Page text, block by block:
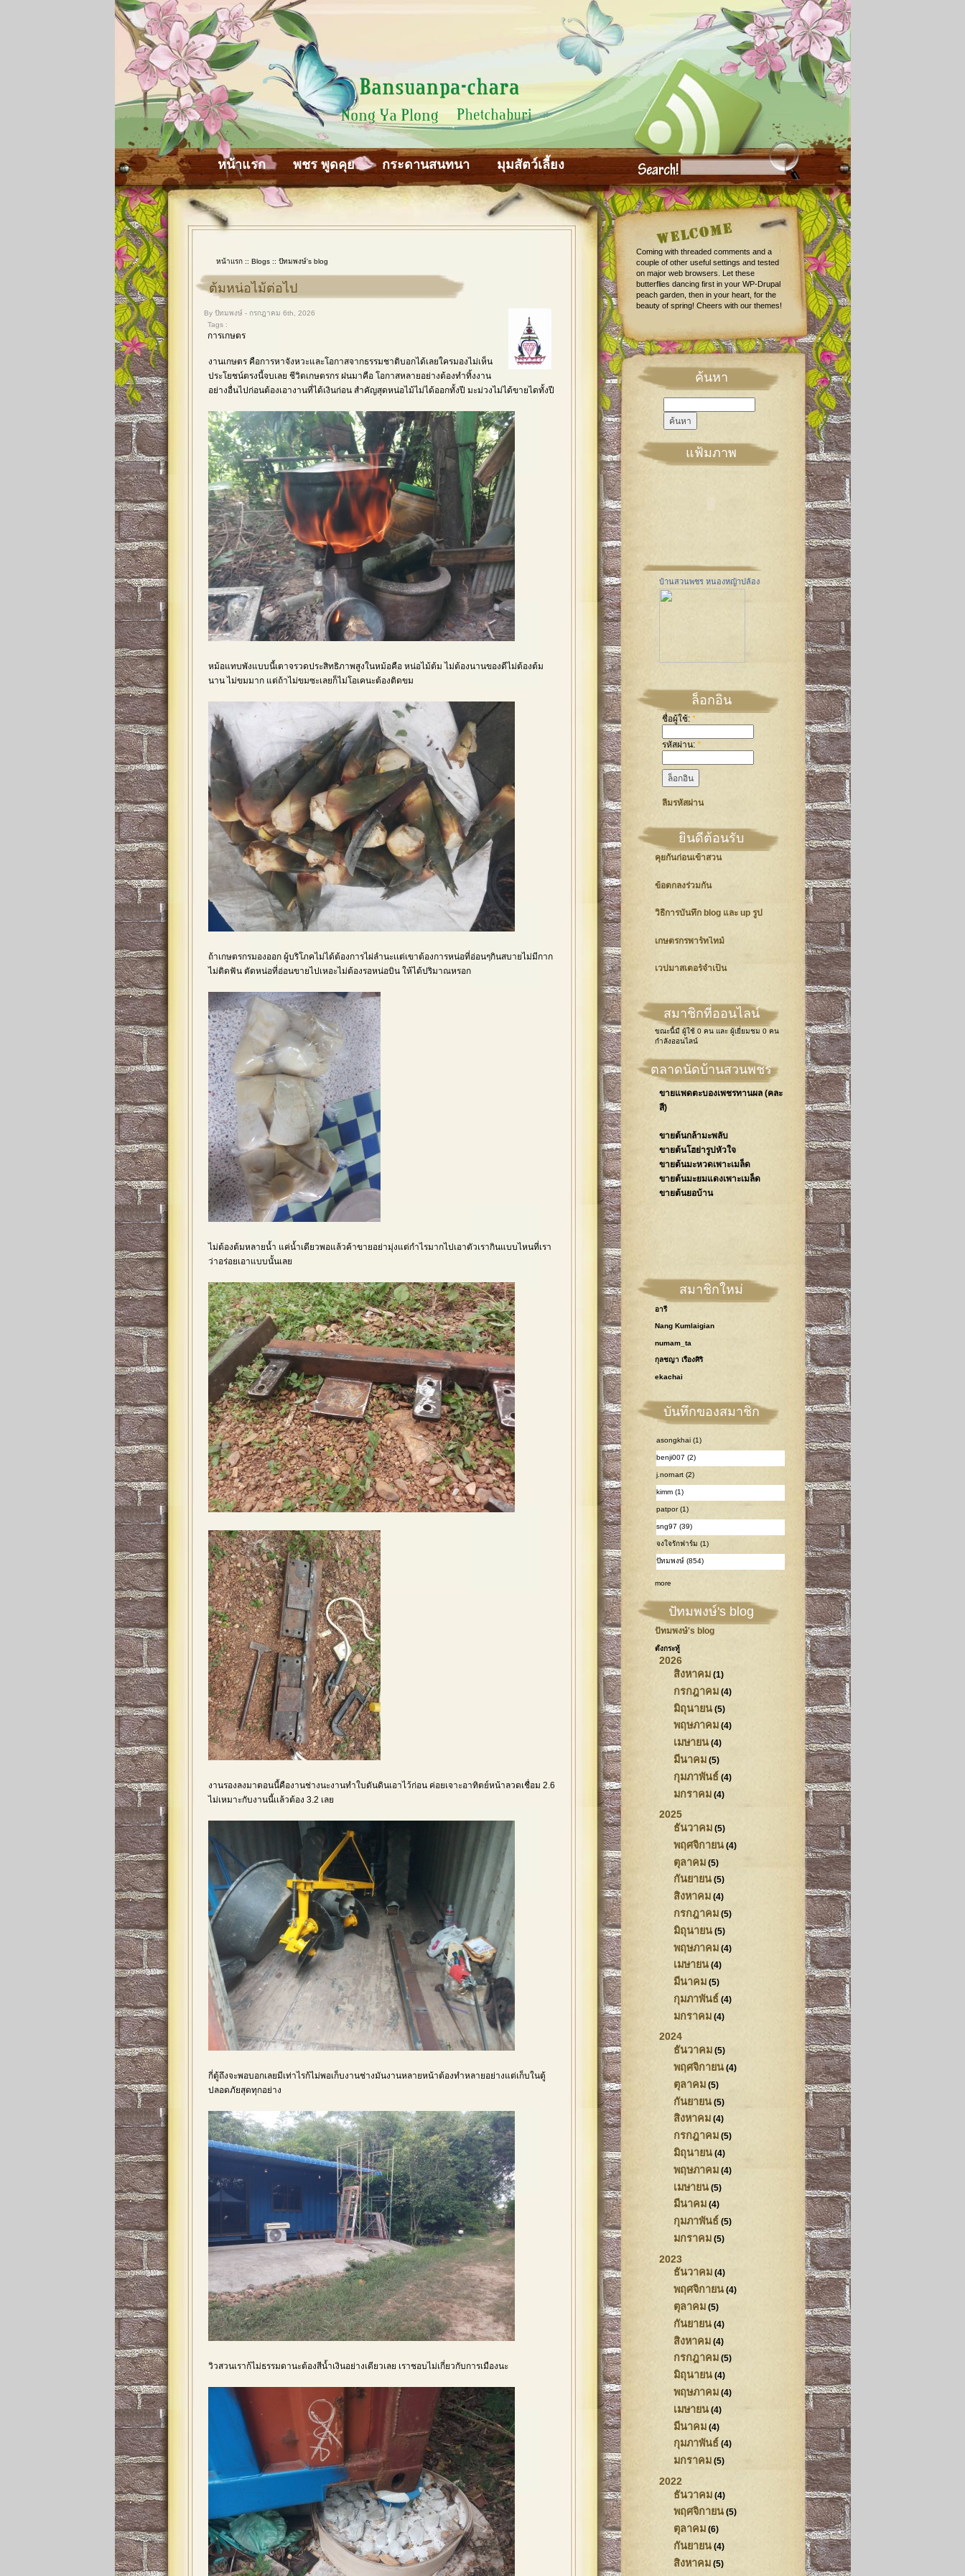
หน้าแรก พชร พูดคุย กระดานสนทนา มุมสัตว์เลี้ยง
หน้าแรก :: Blogs :: ปัทมพงษ์'s blog
ต้มหน่อไม้ต่อไป
By ปัทมพงษ์ - กรกฎาคม 6th, 2026
Tags :
การเกษตร
งานเกษตร คือการหาจังหวะและโอกาสจากธรรมชาติบอกได้เลยใครมองไม่เห็น
ประโยชน์ตรงนี้จบเลย ชีวิตเกษตรกร ฝนมาคือ โอกาสหลายอย่างต้องทำทิ้งงาน
อย่างอื่นไปก่อนต้องเอางานที่ได้เงินก่อน สำคัญสุดหน่อไม้ไม่ได้ออกทั้งปี มะม่วงไม่ได้ขายไดทั้งปี
หม้อแทบพังแบบนี้เตาจรวดประสิทธิภาพสูงในหม้อคือ หน่อไม้ต้ม ไม่ต้องนานของดีไม่ต้องต้ม
นาน ไม่ขมมาก แต่ถ้าไม่ขมซะเลยก็ไม่โอเคนะต้องติดขม
ถ้าเกษตรกรมองออก ผู้บริโภคไม่ได้ต้องการไผ่ลำนะเเต่เขาต้องการหน่อที่อ่อนๆกินสบายไม่มีกาก
ไม่ติดฟัน ตัดหน่อที่อ่อนขายไปเหอะไม่ต้องรอหน่อบิน ให้ได้ปริมาณหรอก
ไม่ต้องต้มหลายน้ำ แค่น้ำเดียวพอแล้วค้าขายอย่ามุ่งแต่กำไรมากไปเอาตัวเรากินแบบไหนที่เรา
ว่าอร่อยเอาแบบนั้นเลย
งานรองลงมาตอนนี้คืองานช่างนะงานทำใบดันดินเอาไว้ก่อน ค่อยเจาะอาทิตย์หน้าลวดเชื่อม 2.6
ไม่เหมาะกับงานนี้เเล้วต้อง 3.2 เลย
กี่ตู้ถึงจะพอบอกเลยมีเท่าไรก้ไม่พอเก็บงานช่างมันงานหลายหน้าต้องทำหลายอย่างแต่เก็บในตู้
ปลอดภัยสุดทุกอย่าง
วิวสวนเราก้ไม่ธรรมดานะต้องสีน้ำเงินอย่างเดียวเลย เราชอบไม่เกี่ยวกับการเมืองนะ
Coming with threaded comments and a
couple of other useful settings and tested
on major web browsers. Let these
butterflies dancing first in your WP-Drupal
peach garden, then in your heart, for the
beauty of spring! Cheers with our themes!
ค้นหา
แฟ้มภาพ
บ้านสวนพชร หนองหญ้าปล้อง
ล็อกอิน
ชื่อผู้ใช้: *
รหัสผ่าน: *
ลืมรหัสผ่าน
ยินดีต้อนรับ
คุยกันก่อนเข้าสวน
ข้อตกลงร่วมกัน
วิธีการบันทึก blog และ up รูป
เกษตรกรพาร์ทไทม์
เวปมาสเตอร์จำเป็น
สมาชิกที่ออนไลน์
ขณะนี้มี ผู้ใช้ 0 คน และ ผู้เยี่ยมชม 0 คน
กำลังออนไลน์
ตลาดนัดบ้านสวนพชร
ขายแพดตะบองเพชรทานผล (คละ
สี)
ขายต้นกล้ามะพลับ
ขายต้นโฮย่ารูปหัวใจ
ขายต้นมะหวดเพาะเมล็ด
ขายต้นมะยมแดงเพาะเมล็ด
ขายต้นยอบ้าน
สมาชิกใหม่
อารี
Nang Kumlaigian
numam_ta
กุลชญา เรืองศิริ
ekachai
บันทึกของสมาชิก
asongkhai (1)
benji007 (2)
j.nornart (2)
kimm (1)
patpor (1)
sng97 (39)
จงใจรักฟาร์ม (1)
ปัทมพงษ์ (854)
more
ปัทมพงษ์'s blog
ปัทมพงษ์'s blog
ตั้งกระทู้
2026
สิงหาคม (1)
กรกฎาคม (4)
มิถุนายน (5)
พฤษภาคม (4)
เมษายน (4)
มีนาคม (5)
กุมภาพันธ์ (4)
มกราคม (4)
2025
ธันวาคม (5)
พฤศจิกายน (4)
ตุลาคม (5)
กันยายน (5)
สิงหาคม (4)
กรกฎาคม (5)
มิถุนายน (5)
พฤษภาคม (4)
เมษายน (4)
มีนาคม (5)
กุมภาพันธ์ (4)
มกราคม (4)
2024
ธันวาคม (5)
พฤศจิกายน (4)
ตุลาคม (5)
กันยายน (5)
สิงหาคม (4)
กรกฎาคม (5)
มิถุนายน (4)
พฤษภาคม (4)
เมษายน (5)
มีนาคม (4)
กุมภาพันธ์ (5)
มกราคม (5)
2023
ธันวาคม (4)
พฤศจิกายน (4)
ตุลาคม (5)
กันยายน (4)
สิงหาคม (4)
กรกฎาคม (5)
มิถุนายน (4)
พฤษภาคม (4)
เมษายน (4)
มีนาคม (4)
กุมภาพันธ์ (4)
มกราคม (5)
2022
ธันวาคม (4)
พฤศจิกายน (5)
ตุลาคม (6)
กันยายน (4)
สิงหาคม (5)